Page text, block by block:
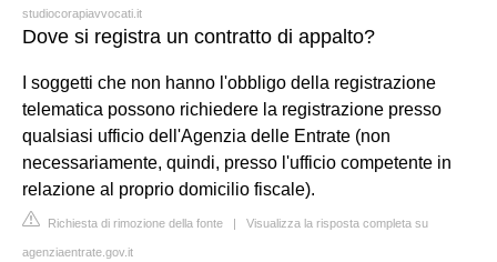
studiocorapiavvocati.it
Dove si registra un contratto di appalto?
I soggetti che non hanno l'obbligo della registrazione
telematica possono richiedere la registrazione presso
qualsiasi ufficio dell'Agenzia delle Entrate (non
necessariamente, quindi, presso l'ufficio competente in
relazione al proprio domicilio fiscale).
Richiesta di rimozione della fonte | Visualizza la risposta completa su
agenziaentrate.gov.it